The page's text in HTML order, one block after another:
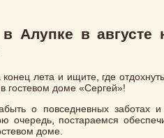
Алупке в августе
конец лета и ищите, где
в гостевом доме «Сергей»!
о повседневных заботах и
очередь, постараемся
доме.